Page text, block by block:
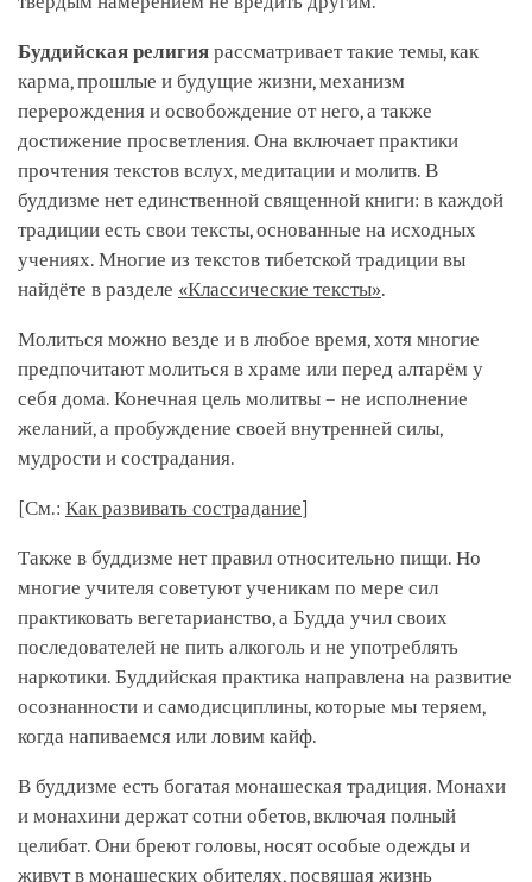
Буддийская религия рассматривает такие темы, как
карма, прошлые и будущие жизни, механизм
перерождения и освобождение от него, а также
достижение просветления. Она включает практики
прочтения текстов вслух, медитации и молитв. В
буддизме нет единственной священной книги: в каждой
традиции есть свои тексты, основанные на исходных
учениях. Многие из текстов тибетской традиции вы
найдёте в разделе «Классические тексты».
Молиться можно везде и в любое время, хотя многие
предпочитают молиться в храме или перед алтарём у
себя дома. Конечная цель молитвы – не исполнение
желаний, а пробуждение своей внутренней силы,
мудрости и сострадания.
[См.: Как развивать сострадание]
Также в буддизме нет правил относительно пищи. Но
многие учителя советуют ученикам по мере сил
практиковать вегетарианство, а Будда учил своих
последователей не пить алкоголь и не употреблять
наркотики. Буддийская практика направлена на развитие
осознанности и самодисциплины, которые мы теряем,
когда напиваемся или ловим кайф.
В буддизме есть богатая монашеская традиция. Монахи
и монахини держат сотни обетов, включая полный
целибат. Они бреют головы, носят особые одежды и
живут в монашеских обителях, посвящая жизнь